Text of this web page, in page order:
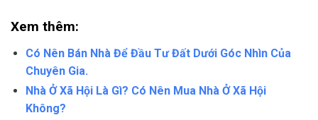
Xem thêm:
Có Nên Bán Nhà Để Đầu Tư Đất Dưới Góc Nhìn Của
Chuyên Gia.
Nhà Ở Xã Hội Là Gì? Có Nên Mua Nhà Ở Xã Hội
Không?